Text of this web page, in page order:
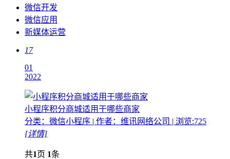
微信开发
微信应用
新媒体运营
17
01
2022
小程序积分商城适用于哪些商家
分类：微信小程序 | 作者：维讯网络公司 | 浏览:725
[详情]
共1页 1条